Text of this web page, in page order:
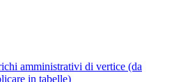
amministrativi di vertice (da
in tabelle)